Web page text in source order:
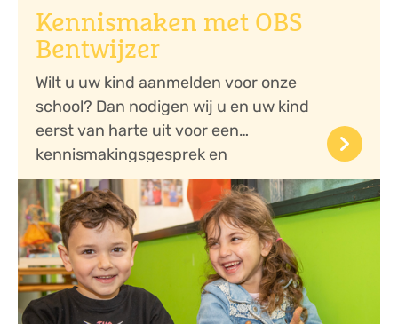
Kennismaken met OBS
Bentwijzer
Wilt u uw kind aanmelden voor onze
school? Dan nodigen wij u en uw kind
eerst van harte uit voor een
kennismakingsgesprek en
rondleiding.
keyboard_arrow_right